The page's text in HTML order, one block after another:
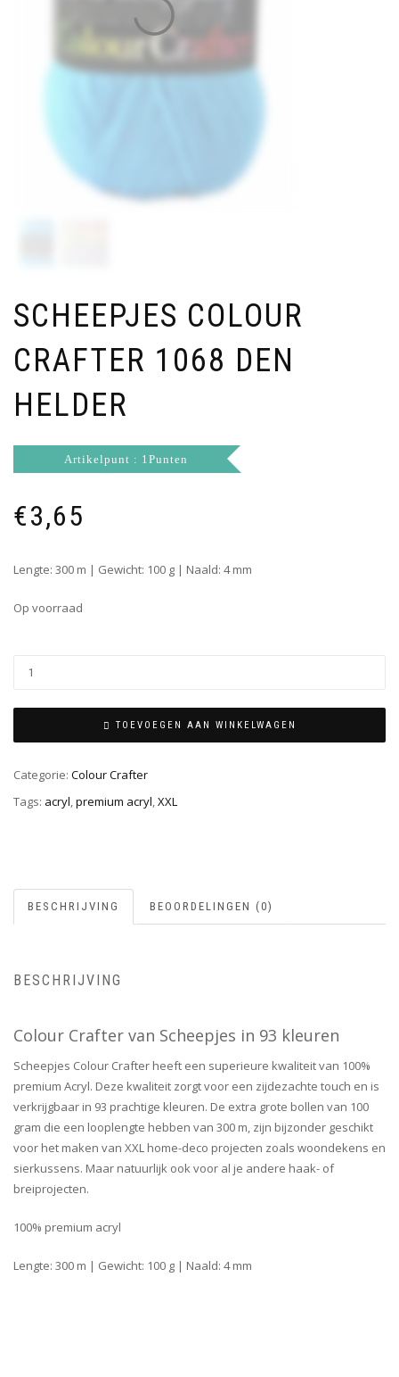
SCHEEPJES COLOUR
CRAFTER 1068 DEN
HELDER
Artikelpunt : 1Punten
€3,65
Lengte: 300 m | Gewicht: 100 g | Naald: 4 mm
Op voorraad
TOEVOEGEN AAN WINKELWAGEN
Categorie: Colour Crafter
Tags: acryl,premium acryl,XXL
BESCHRIJVING BEOORDELINGEN (0)
BESCHRIJVING
Colour Crafter van Scheepjes in 93 kleuren
Scheepjes Colour Crafter heeft een superieure kwaliteit van 100%
premium Acryl. Deze kwaliteit zorgt voor een zijdezachte touch en is
verkrijgbaar in 93 prachtige kleuren. De extra grote bollen van 100
gram die een looplengte hebben van 300 m, zijn bijzonder geschikt
voor het maken van XXL home-deco projecten zoals woondekens en
sierkussens. Maar natuurlijk ook voor al je andere haak- of
breiprojecten.
100% premium acryl
Lengte: 300 m | Gewicht: 100 g | Naald: 4 mm